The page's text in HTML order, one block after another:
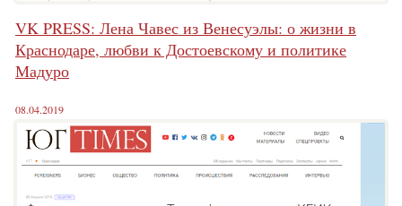
VK PRESS: Лена Чавес из Венесуэлы: о жизни в
Краснодаре, любви к Достоевскому и политике
Мадуро
08.04.2019